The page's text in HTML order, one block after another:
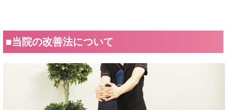
■当院の改善法について